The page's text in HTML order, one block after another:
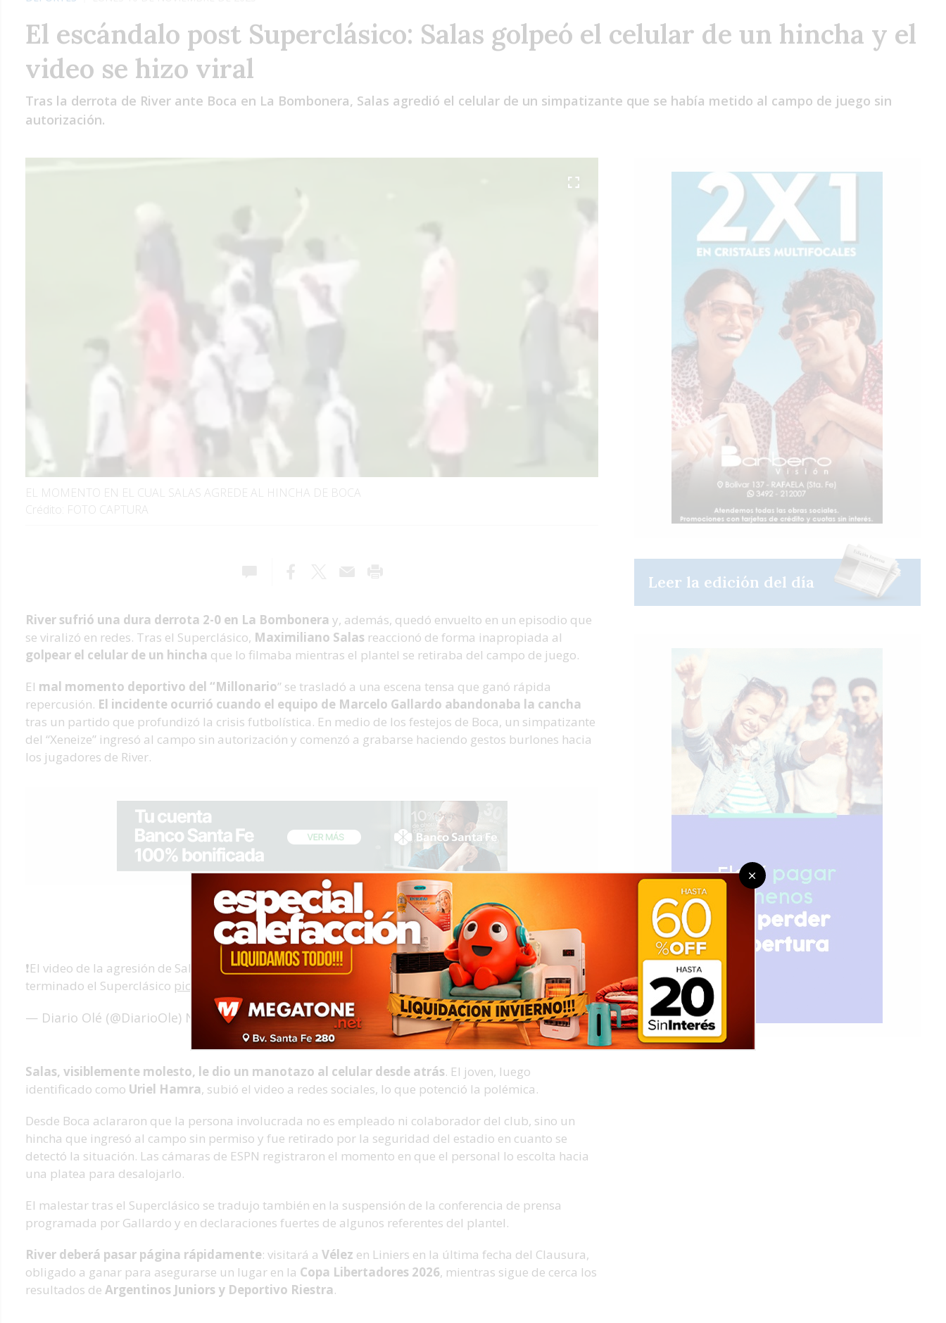
Lun Mié
El escándalo post Superclásico: Salas golpeó el celular de un hincha y el
video se hizo viral
Tras la derrota de River ante Boca en La Bombonera, Salas agredió el celular de un simpatizante que se había metido al campo de juego sin
autorización.
EL MOMENTO EN EL CUAL SALAS AGREDE AL HINCHA DE BOCA
Crédito: FOTO CAPTURA
River sufrió una dura derrota 2-0 en La Bombonera y, además, quedó envuelto en un episodio que
se viralizó en redes. Tras el Superclásico, Maximiliano Salas reaccionó de forma inapropiada al
golpear el celular de un hincha que lo filmaba mientras el plantel se retiraba del campo de juego.
El mal momento deportivo del “Millonario” se trasladó a una escena tensa que ganó rápida
repercusión. El incidente ocurrió cuando el equipo de Marcelo Gallardo abandonaba la cancha
tras un partido que profundizó la crisis futbolística. En medio de los festejos de Boca, un simpatizante
del “Xeneize” ingresó al campo sin autorización y comenzó a grabarse haciendo gestos burlones hacia
los jugadores de River.
❗️El video de la agresión de Salas a una persona que se metió a filmar al campo de juego una vez
terminado el Superclásico pic.twitter.com/JEeJmpKOSU
— Diario Olé (@DiarioOle) November 10, 2025
Salas, visiblemente molesto, le dio un manotazo al celular desde atrás. El joven, luego
identificado como Uriel Hamra, subió el video a redes sociales, lo que potenció la polémica.
Desde Boca aclararon que la persona involucrada no es empleado ni colaborador del club, sino un
hincha que ingresó al campo sin permiso y fue retirado por la seguridad del estadio en cuanto se
detectó la situación. Las cámaras de ESPN registraron el momento en que el personal lo escolta hacia
una platea para desalojarlo.
El malestar tras el Superclásico se tradujo también en la suspensión de la conferencia de prensa
programada por Gallardo y en declaraciones fuertes de algunos referentes del plantel.
River deberá pasar página rápidamente: visitará a Vélez en Liniers en la última fecha del Clausura,
obligado a ganar para asegurarse un lugar en la Copa Libertadores 2026, mientras sigue de cerca los
resultados de Argentinos Juniors y Deportivo Riestra.
Leer la edición del día